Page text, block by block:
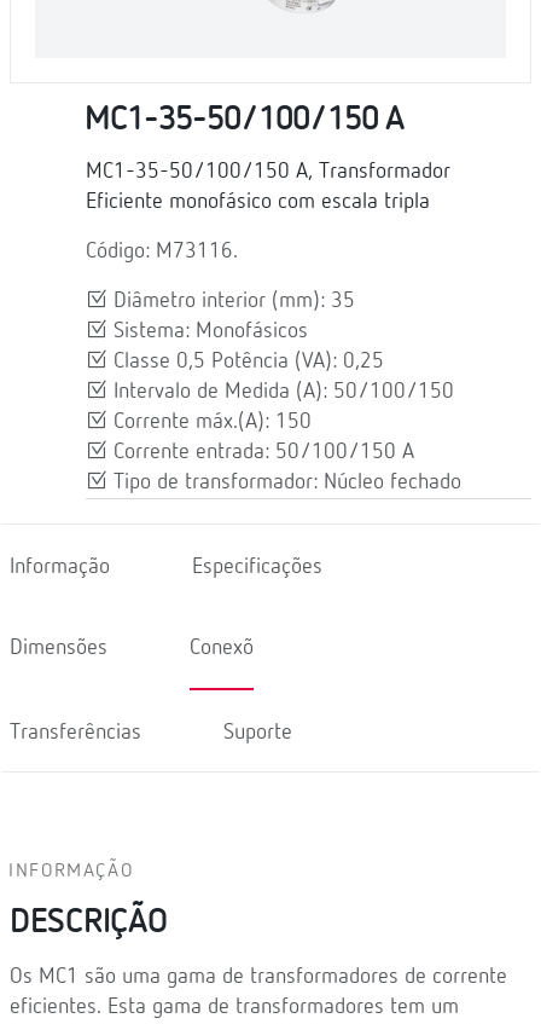
MC1-35-50/100/150 A
MC1-35-50/100/150 A, Transformador
Eficiente monofásico com escala tripla
Código: M73116.
Diâmetro interior (mm): 35
Sistema: Monofásicos
Classe 0,5 Potência (VA): 0,25
Intervalo de Medida (A): 50/100/150
Corrente máx.(A): 150
Corrente entrada: 50/100/150 A
Tipo de transformador: Núcleo fechado
Informação Especificações
Dimensões Conexõ
Transferências Suporte
INFORMAÇÃO
DESCRIÇÃO
Os MC1 são uma gama de transformadores de corrente
eficientes. Esta gama de transformadores tem um